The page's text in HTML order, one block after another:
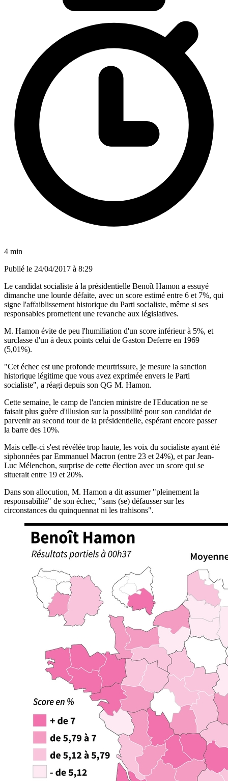
4 min
Publié le 24/04/2017 à 8:29
Le candidat socialiste à la présidentielle Benoît Hamon a essuyé
dimanche une lourde défaite, avec un score estimé entre 6 et 7%, qui
signe l'affaiblissement historique du Parti socialiste, même si ses
responsables promettent une revanche aux législatives.
M. Hamon évite de peu l'humiliation d'un score inférieur à 5%, et
surclasse d'un à deux points celui de Gaston Deferre en 1969
(5,01%).
"Cet échec est une profonde meurtrissure, je mesure la sanction
historique légitime que vous avez exprimée envers le Parti
socialiste", a réagi depuis son QG M. Hamon.
Cette semaine, le camp de l'ancien ministre de l'Education ne se
faisait plus guère d'illusion sur la possibilité pour son candidat de
parvenir au second tour de la présidentielle, espérant encore passer
la barre des 10%.
Mais celle-ci s'est révélée trop haute, les voix du socialiste ayant été
siphonnées par Emmanuel Macron (entre 23 et 24%), et par Jean-
Luc Mélenchon, surprise de cette élection avec un score qui se
situerait entre 19 et 20%.
Dans son allocution, M. Hamon a dit assumer "pleinement la
responsabilité" de son échec, "sans (se) défausser sur les
circonstances du quinquennat ni les trahisons".